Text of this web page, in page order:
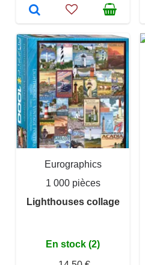
Eurographics
1 000 pièces
Lighthouses collage
En stock (2)